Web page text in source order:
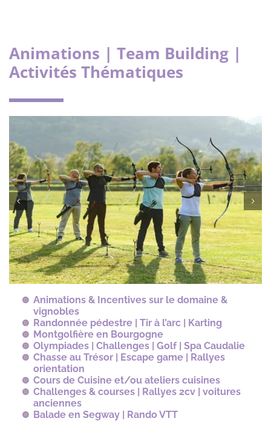
Animations | Team Building |
Activités Thématiques
Animations & Incentives sur le domaine &
vignobles
Randonnée pédestre | Tir à l’arc | Karting
Montgolfière en Bourgogne
Olympiades | Challenges | Golf | Spa Caudalie
Chasse au Trésor | Escape game | Rallyes
orientation
Cours de Cuisine et/ou ateliers cuisines
Challenges & courses | Rallyes 2cv | voitures
anciennes
Balade en Segway | Rando VTT